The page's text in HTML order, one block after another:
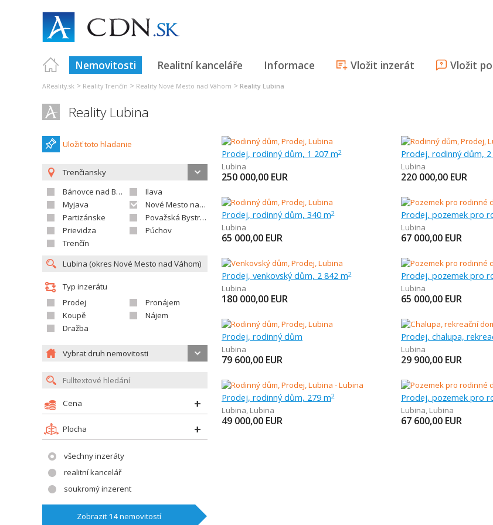
Nemovitosti Realitní kanceláře Informace Vložit inzerát Vložit
AReality.sk > Reality Trenčín > Reality Nové Mesto nad Váhom > Reality Lubina
Reality Lubina
Uložiť toto hladanie
Trenčiansky
Bánovce nad Bebravou
Ilava
Myjava
Nové Mesto nad Váhom
Partizánske
Považská Bystrica
Prievidza
Púchov
Trenčín
Typ inzerátu
Prodej
Pronájem
Koupě
Nájem
Dražba
Vybrat druh nemovitosti
Cena
Plocha
všechny inzeráty
realitní kancelář
soukromý inzerent
Zobrazit 14nemovitostí
Prodej, rodinný dům, 1 207 m2
Lubina
250 000,00 EUR
Prodej, rodinný dům, 2
Lubina
220 000,00 EUR
Prodej, rodinný dům, 340 m2
Lubina
65 000,00 EUR
Lubina
67 000,00 EUR
Prodej, venkovský dům, 2 842 m2
Lubina
180 000,00 EUR
Lubina
65 000,00 EUR
Prodej, rodinný dům
Lubina
79 600,00 EUR
Prodej, chalupa,
Lubina
29 900,00 EUR
Prodej, rodinný dům, 279 m2
Lubina, Lubina
49 000,00 EUR
Lubina, Lubina
67 600,00 EUR